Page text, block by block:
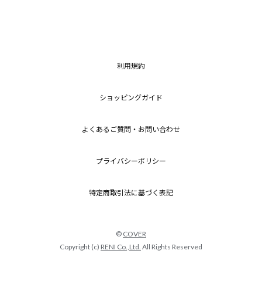
利用規約
ショッピングガイド
よくあるご質問・お問い合わせ
プライバシーポリシー
特定商取引法に基づく表記
© COVER
Copyright (c) RENI Co.,Ltd. All Rights Reserved